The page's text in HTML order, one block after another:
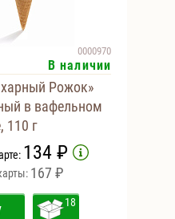
0000970
В наличии
Рожок»
в вафельном
110 г
134 ₽
167 ₽
18